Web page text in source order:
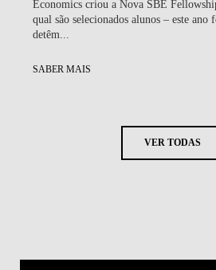
Economics criou a Nova SBE
qual são selecionados alunos – este ano
detêm...
SABER MAIS
VER TODAS